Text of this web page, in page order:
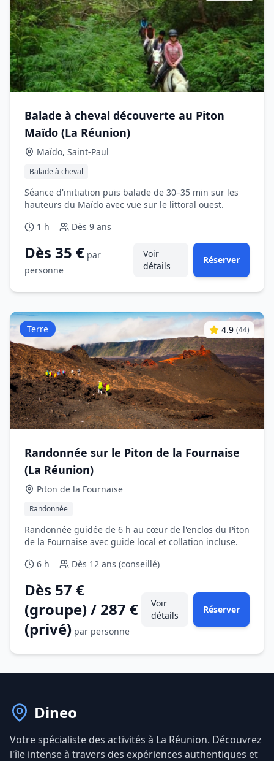
Balade à cheval découverte au Piton
Maïdo (La Réunion)
Maïdo, Saint‑Paul
Balade à cheval
Séance d'initiation puis balade de 30–35 min sur les
hauteurs du Maïdo avec vue sur le littoral ouest.
1 h
Dès 9 ans
Dès 35 € par
personne
Voir
détails
Réserver
Terre 4.9 (44)
Randonnée sur le Piton de la Fournaise
(La Réunion)
Piton de la Fournaise
Randonnée
Randonnée guidée de 6 h au cœur de l'enclos du Piton
de la Fournaise avec guide local et collation incluse.
6 h
Dès 12 ans (conseillé)
Dès 57 €
(groupe) / 287 €
(privé) par personne
Voir
détails
Réserver
Dineo
Votre spécialiste des activités à La Réunion. Découvrez
l'île intense à travers des expériences authentiques et